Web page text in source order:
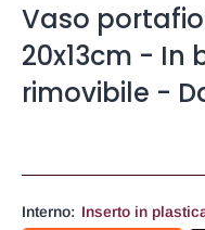
Vaso
20x13cm - In
rimovibile -
Interno: Inserto in